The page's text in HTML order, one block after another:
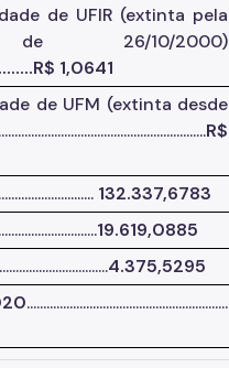
de UFIR (extinta pela
26/10/2000)
1,0641
de UFM (extinta desde
R$
132.337,6783
19.619,0885
4.375,5295
.............................................................